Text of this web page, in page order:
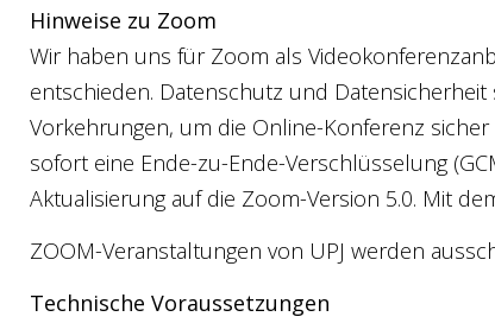
Hinweise zu Zoom
Wir haben uns für Zoom als
entschieden. Datenschutz und
Vorkehrungen, um die Online-Konferenz
sofort eine Ende-zu-Ende-Verschlüsselung
Aktualisierung auf die Zoom-Version 5.0. Mit
ZOOM-Veranstaltungen von UPJ werden
Technische Voraussetzungen